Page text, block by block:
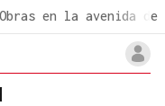
Obras en la avenida de